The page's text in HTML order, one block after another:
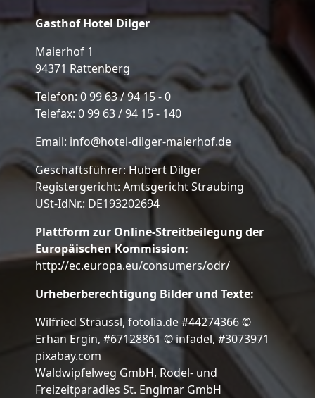
Gasthof Hotel Dilger
Maierhof 1
94371 Rattenberg
Telefon: 0 99 63 / 94 15 - 0
Telefax: 0 99 63 / 94 15 - 140
Email: info@hotel-dilger-maierhof.de
Geschäftsführer: Hubert Dilger
Registergericht: Amtsgericht Straubing
USt-IdNr.: DE193202694
Plattform zur Online-Streitbeilegung der
Europäischen Kommission:
http://ec.europa.eu/consumers/odr/
Urheberberechtigung Bilder und Texte:
Wilfried Sträussl, fotolia.de #44274366 ©
Erhan Ergin, #67128861 © infadel, #3073971
pixabay.com
Waldwipfelweg GmbH, Rodel- und
Freizeitparadies St. Englmar GmbH